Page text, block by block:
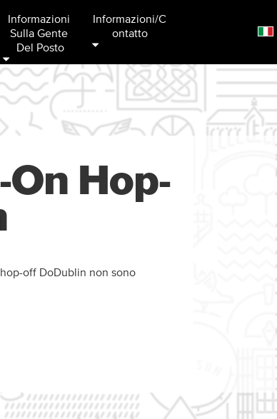
Informazioni
Sulla Gente
Del Posto
Informazioni/C
Ontatto
Hop-
off DoDublin non sono